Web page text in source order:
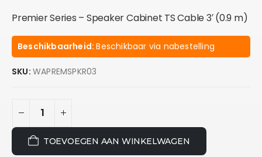
Premier Series – Speaker Cabinet TS Cable 3′ (0.9 m)
Beschikbaarheid:Beschikbaar via nabestelling
SKU: WAPREMSPKR03
TOEVOEGEN AAN WINKELWAGEN